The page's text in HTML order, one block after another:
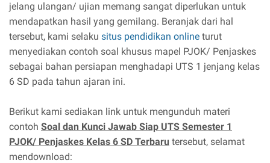
jelang ulangan/ ujian memang sangat diperlukan untuk
mendapatkan hasil yang gemilang. Beranjak dari hal
tersebut, kami selaku situs pendidikan online turut
menyediakan contoh soal khusus mapel PJOK/ Penjaskes
sebagai bahan persiapan menghadapi UTS 1 jenjang kelas
6 SD pada tahun ajaran ini.
Berikut kami sediakan link untuk mengunduh materi
contoh Soal dan Kunci Jawab Siap UTS Semester 1
PJOK/ Penjaskes Kelas 6 SD Terbaru tersebut, selamat
mendownload: